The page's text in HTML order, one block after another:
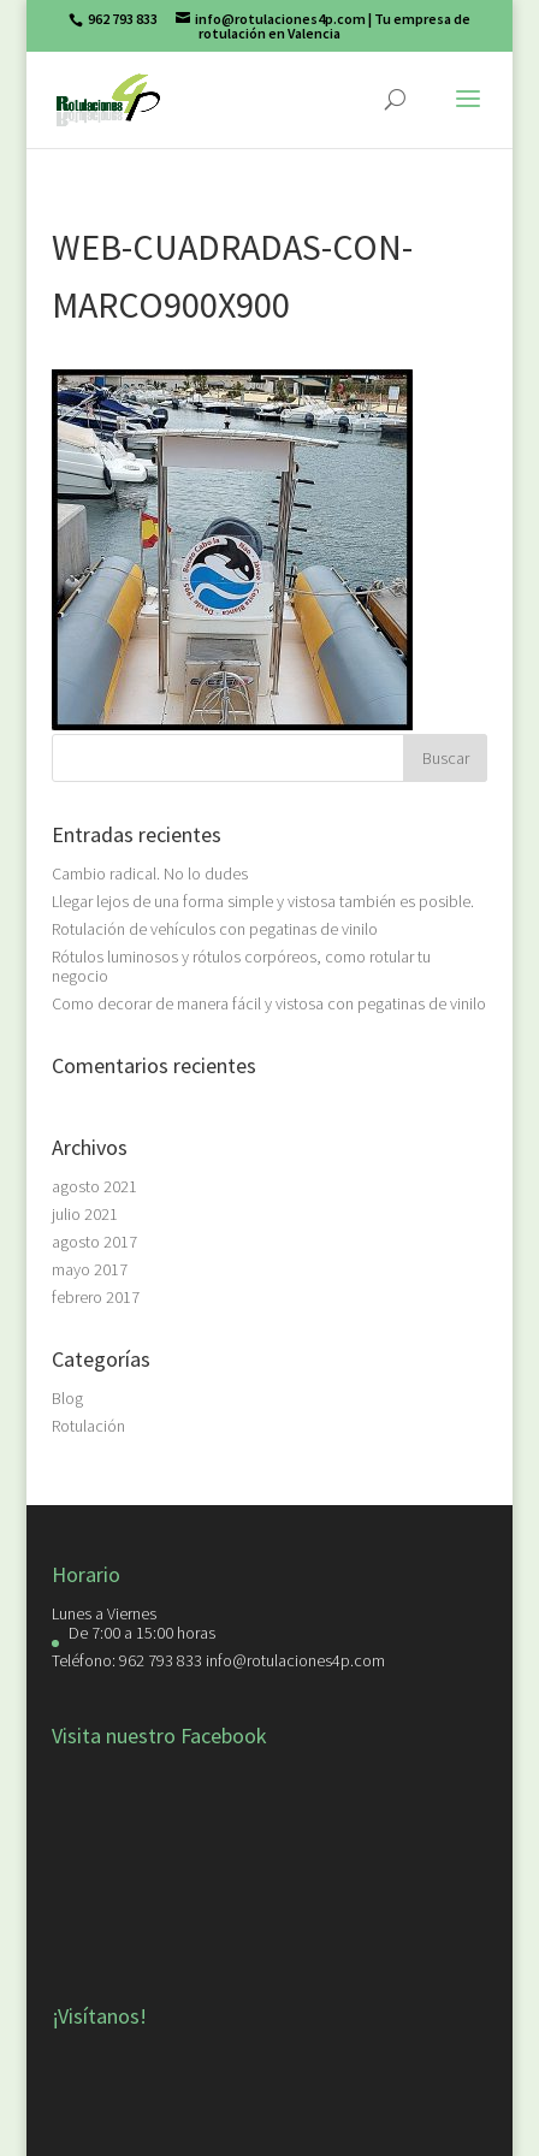
962 793 833 info@rotulaciones4p.com | Tu empresa de
rotulación en Valencia
WEB-CUADRADAS-CON-
MARCO900X900
Entradas recientes
Cambio radical. No lo dudes
Llegar lejos de una forma simple y vistosa también es posible.
Rotulación de vehículos con pegatinas de vinilo
Rótulos luminosos y rótulos corpóreos, como rotular tu
negocio
Como decorar de manera fácil y vistosa con pegatinas de vinilo
Comentarios recientes
Archivos
agosto 2021
julio 2021
agosto 2017
mayo 2017
febrero 2017
Categorías
Blog
Rotulación
Horario
Lunes a Viernes
De 7:00 a 15:00 horas
Teléfono: 962 793 833 info@rotulaciones4p.com
Visita nuestro Facebook
¡Visítanos!